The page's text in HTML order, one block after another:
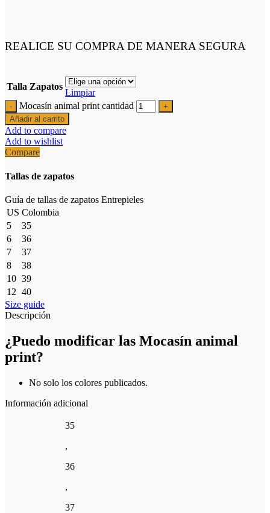
REALICE SU COMPRA DE MANERA SEGURA
Talla Zapatos
Limpiar
Mocasín animal print cantidad
Añadir al carrito
Add to compare
Add to wishlist
Compare
Tallas de zapatos
Guía de tallas de zapatos Entrepieles
US Colombia
5
35
6
36
7
37
8
38
10 39
12 40
Size guide
Descripción
¿Puedo modificar las Mocasín animal
print?
No solo los colores publicados.
Información adicional
35
,
36
,
37